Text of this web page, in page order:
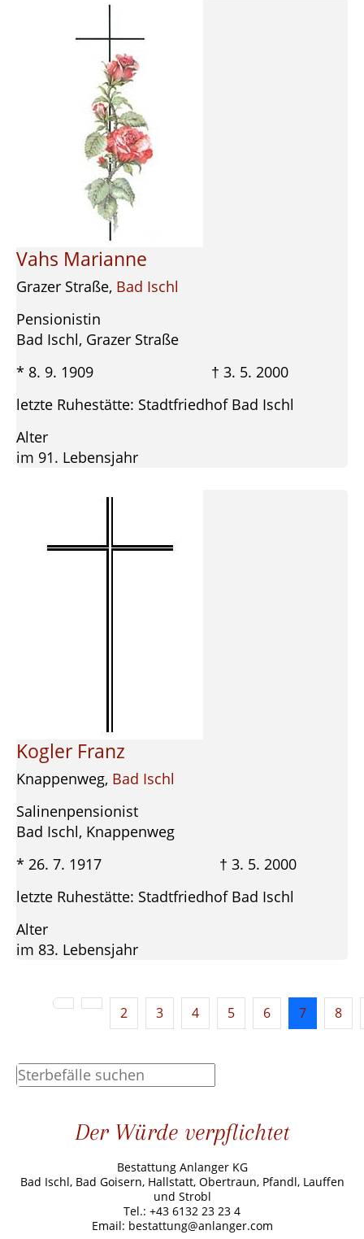
Vahs Marianne
Grazer Straße, Bad Ischl
Pensionistin
Bad Ischl, Grazer Straße
* 8. 9. 1909 † 3. 5. 2000
letzte Ruhestätte: Stadtfriedhof Bad Ischl
Alter
im 91. Lebensjahr
Kogler Franz
Knappenweg, Bad Ischl
Salinenpensionist
Bad Ischl, Knappenweg
* 26. 7. 1917 † 3. 5. 2000
letzte Ruhestätte: Stadtfriedhof Bad Ischl
Alter
im 83. Lebensjahr
2 3 4 5 6 7 8
Der Würde verpflichtet
Bestattung Anlanger KG
Bad Ischl, Bad Goisern, Hallstatt, Obertraun, Pfandl, Lauffen
und Strobl
Tel.: +43 6132 23 23 4
Email: bestattung@anlanger.com